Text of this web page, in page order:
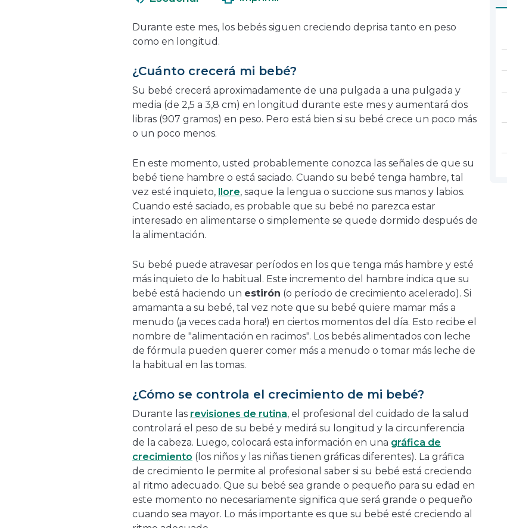
ventana
Durante este mes, los bebés siguen creciendo deprisa tanto en peso
como en longitud.
¿Cuánto crecerá mi bebé?
Su bebé crecerá aproximadamente de una pulgada a una pulgada y
media (de 2,5 a 3,8 cm) en longitud durante este mes y aumentará dos
libras (907 gramos) en peso. Pero está bien si su bebé crece un poco más
o un poco menos.
En este momento, usted probablemente conozca las señales de que su
bebé tiene hambre o está saciado. Cuando su bebé tenga hambre, tal
vez esté inquieto,
llore, saque la lengua o succione sus manos y labios.
Cuando esté saciado, es probable que su bebé no parezca estar
interesado en alimentarse o simplemente se quede dormido después de
la alimentación.
Su bebé puede atravesar períodos en los que tenga más hambre y esté
más inquieto de lo habitual. Este incremento del hambre indica que su
bebé está haciendo un estirón (o período de crecimiento acelerado). Si
amamanta a su bebé, tal vez note que su bebé quiere mamar más a
menudo (¡a veces cada hora!) en ciertos momentos del día. Esto recibe el
nombre de "alimentación en racimos". Los bebés alimentados con leche
de fórmula pueden querer comer más a menudo o tomar más leche de
la habitual en las tomas.
¿Cómo se controla el crecimiento de mi bebé?
Durante las revisiones de rutina, el profesional del cuidado de la salud
controlará el peso de su bebé y medirá su longitud y la circunferencia
de la cabeza. Luego, colocará esta información en una gráfica de
crecimiento (los niños y las niñas tienen gráficas diferentes). La gráfica
de crecimiento le permite al profesional saber si su bebé está creciendo
al ritmo adecuado. Que su bebé sea grande o pequeño para su edad en
este momento no necesariamente significa que será grande o pequeño
cuando sea mayor. Lo más importante es que su bebé esté creciendo al